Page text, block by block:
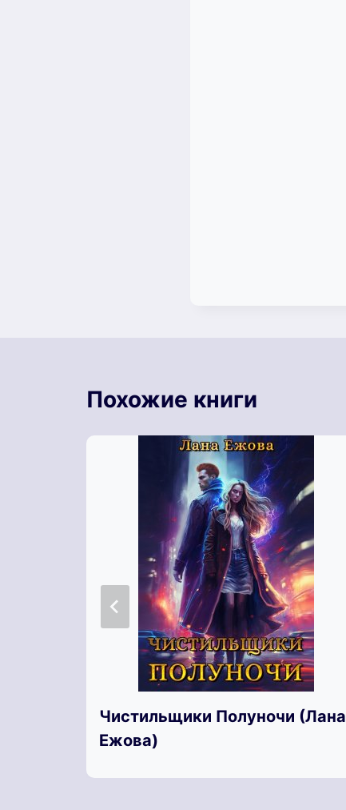
Похожие книги
Чистильщики Полуночи (Лана
Ежова)